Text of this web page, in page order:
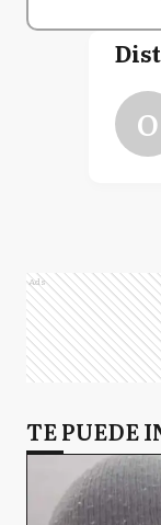
O
Ads
TE PUEDE